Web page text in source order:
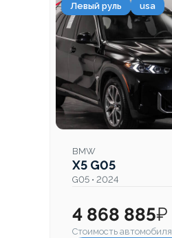
Левый руль usa
BMW
X5 G05
G05 • 2024
4 868 885₽
Стоимость автомобиля